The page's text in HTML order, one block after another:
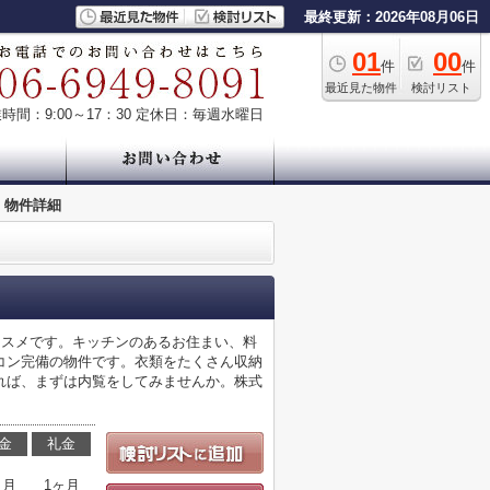
最終更新：2026年08月06日
01件
最近見た物件
00件
検討リスト
間：9:00～17：30 定休日：毎週水曜日
物件詳細
メです。キッチンのあるお住まい、料
完備の物件です。衣類をたくさん収納
、まずは内覧をしてみませんか。株式
礼金
1ヶ月